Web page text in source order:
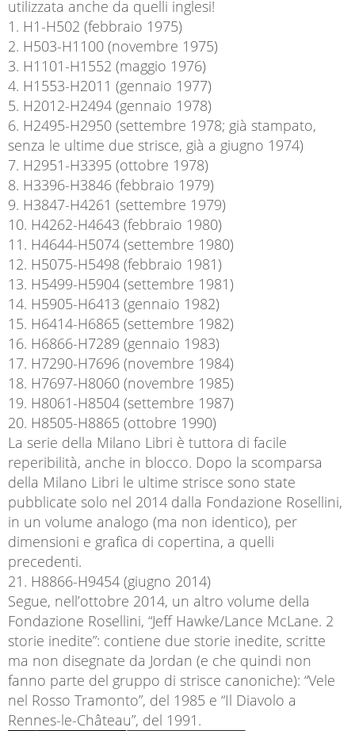
utilizzata anche da quelli inglesi!
1. H1-H502 (febbraio 1975)
2. H503-H1100 (novembre 1975)
3. H1101-H1552 (maggio 1976)
4. H1553-H2011 (gennaio 1977)
5. H2012-H2494 (gennaio 1978)
6. H2495-H2950 (settembre 1978; già stampato,
senza le ultime due strisce, già a giugno 1974)
7. H2951-H3395 (ottobre 1978)
8. H3396-H3846 (febbraio 1979)
9. H3847-H4261 (settembre 1979)
10. H4262-H4643 (febbraio 1980)
11. H4644-H5074 (settembre 1980)
12. H5075-H5498 (febbraio 1981)
13. H5499-H5904 (settembre 1981)
14. H5905-H6413 (gennaio 1982)
15. H6414-H6865 (settembre 1982)
16. H6866-H7289 (gennaio 1983)
17. H7290-H7696 (novembre 1984)
18. H7697-H8060 (novembre 1985)
19. H8061-H8504 (settembre 1987)
20. H8505-H8865 (ottobre 1990)
La serie della Milano Libri è tuttora di facile
reperibilità, anche in blocco. Dopo la scomparsa
della Milano Libri le ultime strisce sono state
pubblicate solo nel 2014 dalla Fondazione Rosellini,
in un volume analogo (ma non identico), per
dimensioni e grafica di copertina, a quelli
precedenti.
21. H8866-H9454 (giugno 2014)
Segue, nell’ottobre 2014, un altro volume della
Fondazione Rosellini, “Jeff Hawke/Lance McLane. 2
storie inedite”: contiene due storie inedite, scritte
ma non disegnate da Jordan (e che quindi non
fanno parte del gruppo di strisce canoniche): “Vele
nel Rosso Tramonto”, del 1985 e “Il Diavolo a
Rennes-le-Château”, del 1991.